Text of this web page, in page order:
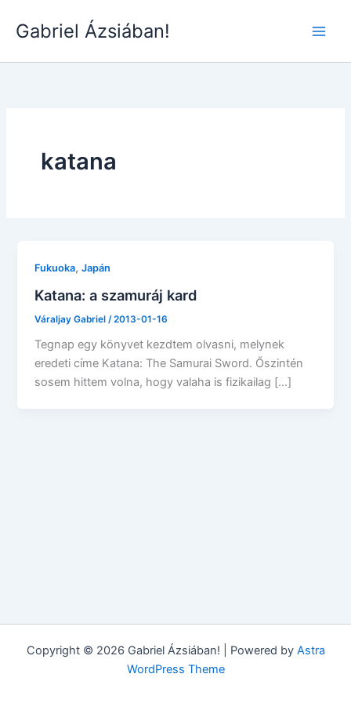
Gabriel Ázsiában!
katana
Fukuoka,Japán
Katana: a szamuráj kard
Váraljay Gabriel /2013-01-16
Tegnap egy könyvet kezdtem olvasni, melynek
eredeti címe Katana: The Samurai Sword. Őszintén
sosem hittem volna, hogy valaha is fizikailag […]
Copyright © 2026 Gabriel Ázsiában! | Powered by Astra
WordPress Theme